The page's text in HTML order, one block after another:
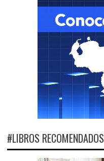
#LIBROS RECOMENDADOS